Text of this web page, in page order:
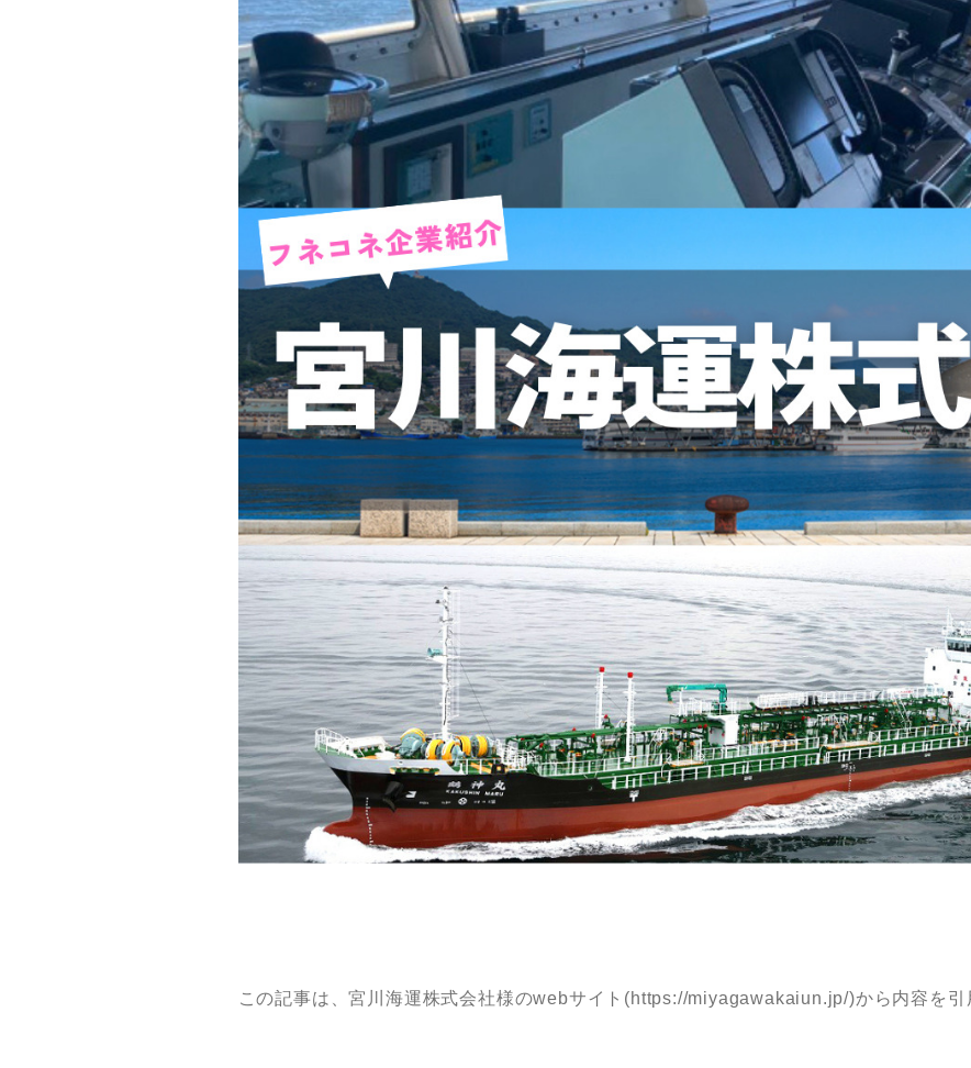
この記事は、宮川海運株式会社様のwebサイト(https://miyagawakaiun.jp/)から内容を引